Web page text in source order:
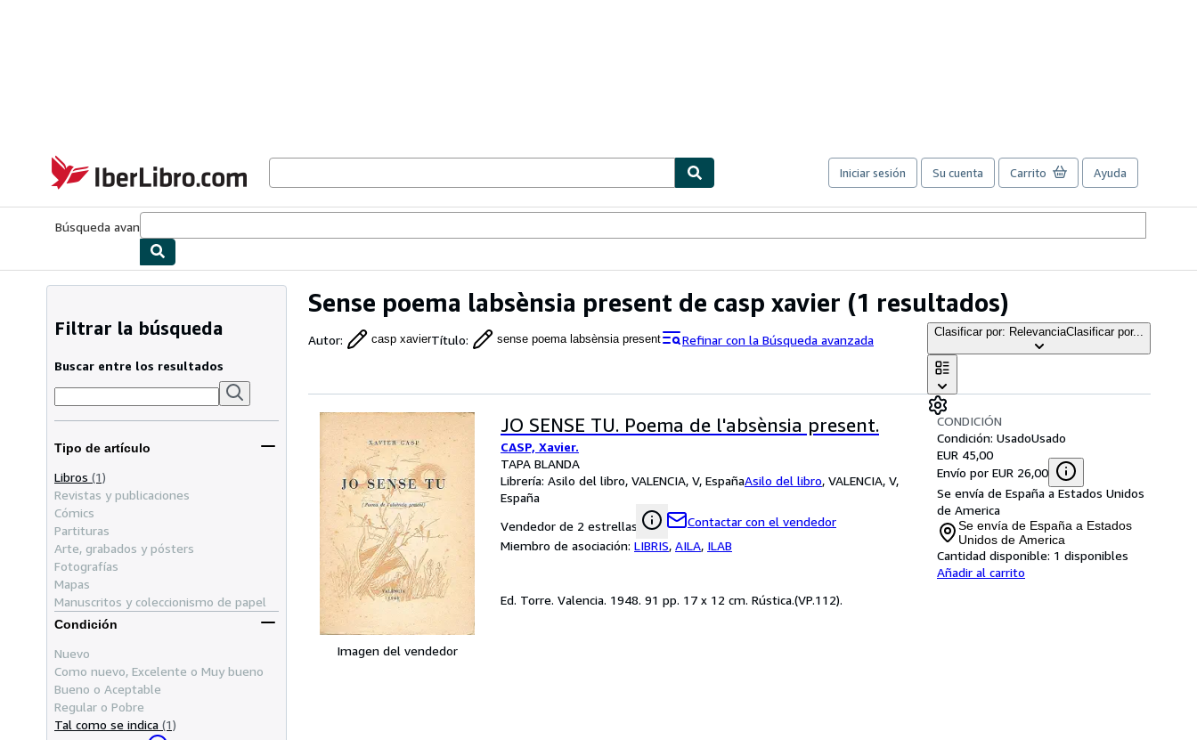
IberLibro.com
Iniciar sesión Su cuenta Carrito Ayuda
Búsqueda avanzada
Sense poema labsènsia present de casp xavier (1 resultados)
Autor: casp xavierTítulo: sense poema labsènsia present Refinar con la Búsqueda avanzada Clasificar por: RelevanciaClasificar por...
Filtrar la búsqueda
Buscar entre los resultados
Tipo de artículo
Libros (1)
Revistas y publicaciones
Cómics
Partituras
Arte, grabados y pósters
Fotografías
Mapas
Manuscritos y coleccionismo de papel
Condición
Nuevo
Como nuevo, Excelente o Muy bueno
Bueno o Aceptable
Regular o Pobre
Tal como se indica (1)
Imagen del vendedor
JO SENSE TU. Poema de l'absènsia present.
CASP, Xavier.
TAPA BLANDA
Librería: Asilo del libro, VALENCIA, V, EspañaAsilo del libro, VALENCIA, V,
España
Vendedor de 2 estrellas
Contactar con el vendedor
Miembro de asociación: LIBRIS, AILA, ILAB
CONDICIÓN
Condición: UsadoUsado
EUR 45,00
Envío por EUR 26,00
Se envía de España a Estados Unidos
de America
Se envía de España a Estados
Unidos de America
Cantidad disponible: 1 disponibles
Añadir al carrito
Ed. Torre. Valencia. 1948. 91 pp. 17 x 12 cm. Rústica.(VP.112).